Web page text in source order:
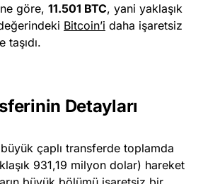
göre, 11.501 BTC, yani yaklaşık
Bitcoin’i daha işaretsiz
taşıdı.
Detayları
büyük çaplı transferde toplamda
931,19 milyon dolar) hareket